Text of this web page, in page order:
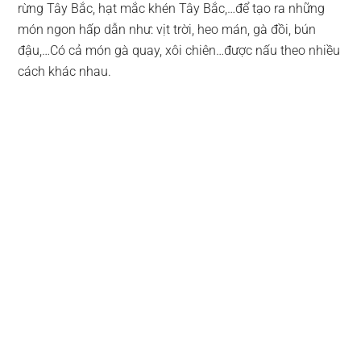
rừng Tây Bắc, hạt mắc khén Tây Bắc,…để tạo ra những
món ngon hấp dẫn như: vịt trời, heo mán, gà đồi, bún
đậu,…Có cả món gà quay, xôi chiên…được nấu theo nhiều
cách khác nhau.